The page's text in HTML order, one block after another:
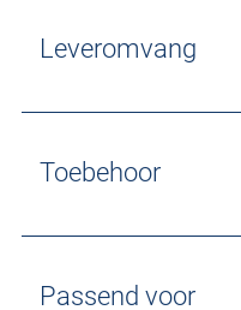
Leveromvang
Toebehoor
Passend voor